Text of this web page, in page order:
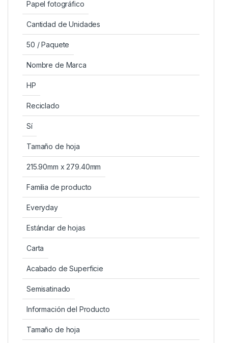
Papel fotográfico
Cantidad de Unidades
50 / Paquete
Nombre de Marca
HP
Reciclado
Sí
Tamaño de hoja
215.90mm x 279.40mm
Familia de producto
Everyday
Estándar de hojas
Carta
Acabado de Superficie
Semisatinado
Información del Producto
Tamaño de hoja